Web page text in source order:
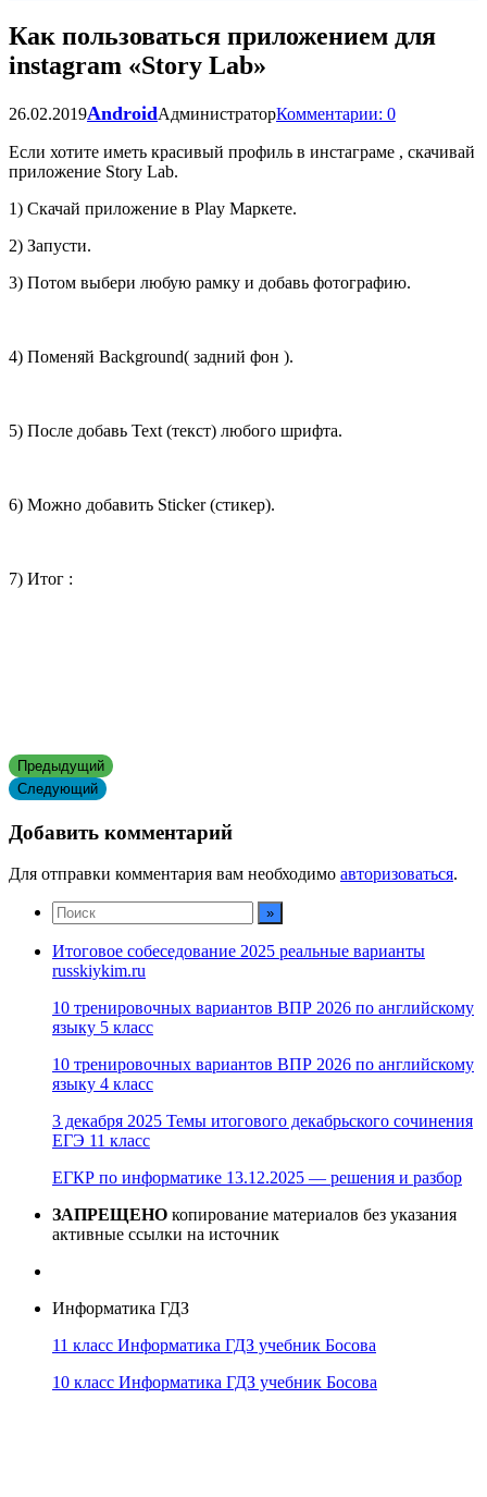
Как пользоваться приложением для
instagram «Story Lab»
26.02.2019AndroidАдминистраторКомментарии: 0
Если хотите иметь красивый профиль в инстаграме , скачивай
приложение Story Lab.
1) Скачай приложение в Play Маркете.
2) Запусти.
3) Потом выбери любую рамку и добавь фотографию.
4) Поменяй Background( задний фон ).
5) После добавь Text (текст) любого шрифта.
6) Можно добавить Sticker (стикер).
7) Итог :
Предыдущий
Следующий
Добавить комментарий
Для отправки комментария вам необходимо авторизоваться.
Итоговое собеседование 2025 реальные варианты
russkiykim.ru
10 тренировочных вариантов ВПР 2026 по английскому
языку 5 класс
10 тренировочных вариантов ВПР 2026 по английскому
языку 4 класс
3 декабря 2025 Темы итогового декабрьского сочинения
ЕГЭ 11 класс
ЕГКР по информатике 13.12.2025 — решения и разбор
ЗАПРЕЩЕНО копирование материалов без указания
активные ссылки на источник
Информатика ГДЗ
11 класс Информатика ГДЗ учебник Босова
10 класс Информатика ГДЗ учебник Босова